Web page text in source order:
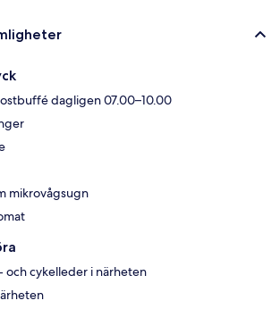
dagligen 07.00–10.00
mikrovågsugn
och cykelleder i närheten